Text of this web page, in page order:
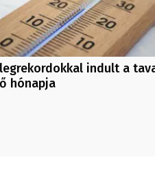
indult a
hónapja